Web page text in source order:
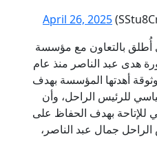
April 26, 2025
أُطلق بالتعاون مع مؤسسة
هدى عبد الناصر منذ عام
أهدتها المؤسسة بهدف
للرئيس الراحل، وأن
للإتاحة بهدف الحفاظ على
جمال عبد الناصر،